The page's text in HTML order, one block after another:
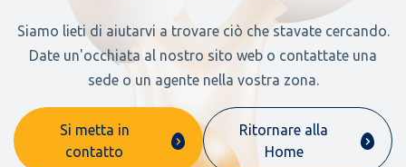
Siamo lieti di aiutarvi a trovare ciò che stavate cercando.
Date un'occhiata al nostro sito web o contattate una
sede o un agente nella vostra zona.
Si metta in
contatto
Ritornare alla
Home